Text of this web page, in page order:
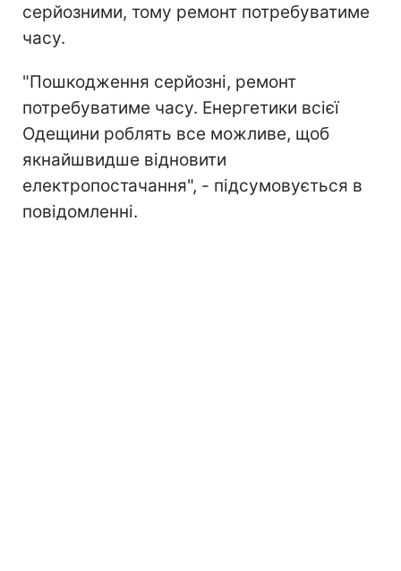
серйозними, тому ремонт потребуватиме
часу.
"Пошкодження серйозні, ремонт
потребуватиме часу. Енергетики всієї
Одещини роблять все можливе, щоб
якнайшвидше відновити
електропостачання", - підсумовується в
повідомленні.